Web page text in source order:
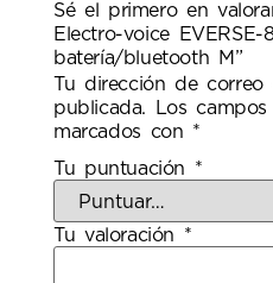
Sé el primero en
Electro-voice
batería/bluetooth M”
Tu dirección de correo
publicada.
Los
marcados con *
Tu puntuación *
Tu valoración *